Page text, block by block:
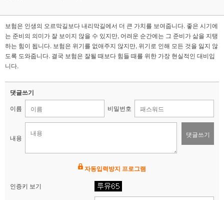
보험은 인생의 오르막길보다 내리막길에서 더 큰 가치를 보여줍니다. 좋은 시기에
는 준비의 의미가 잘 보이지 않을 수 있지만, 어려운 순간에는 그 준비가 삶을 지탱
하는 힘이 됩니다. 보험은 위기를 없애주지 않지만, 위기로 인해 모든 것을 잃지 않
도록 도와줍니다. 결국 보험은 잘될 때보다 힘들 때를 위한 가장 현실적인 대비입
니다.
닷
컴
험
비
댓글쓰기
이름 비밀번호
내용 댓글쓰기
자동입력방지 프로그램
인증키 보기